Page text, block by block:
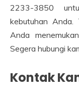
2233-3850
kebutuhan Anda.
Anda
Segera hubungi
Kontak